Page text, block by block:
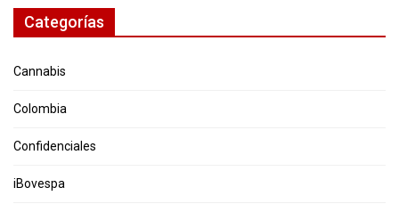
Categorías
Cannabis
Colombia
Confidenciales
iBovespa